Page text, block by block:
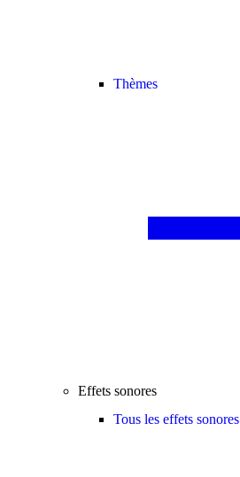
Thèmes
Effets sonores
Tous les effets sonores